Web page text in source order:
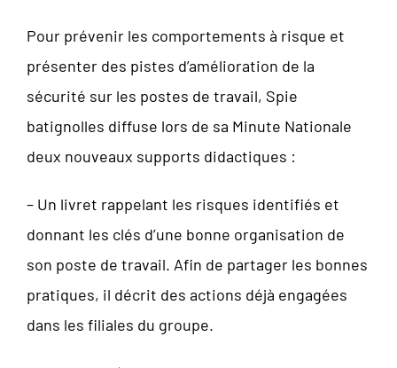
Pour prévenir les comportements à risque et
présenter des pistes d’amélioration de la
sécurité sur les postes de travail, Spie
batignolles diffuse lors de sa Minute Nationale
deux nouveaux supports didactiques :
– Un livret rappelant les risques identifiés et
donnant les clés d’une bonne organisation de
son poste de travail. Afin de partager les bonnes
pratiques, il décrit des actions déjà engagées
dans les filiales du groupe.